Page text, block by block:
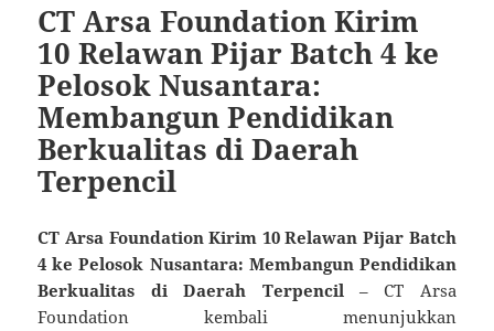
CT Arsa Foundation Kirim
10 Relawan Pijar Batch 4 ke
Pelosok Nusantara:
Membangun Pendidikan
Berkualitas di Daerah
Terpencil
CT Arsa Foundation Kirim 10 Relawan Pijar Batch
4 ke Pelosok Nusantara: Membangun Pendidikan
Berkualitas di Daerah Terpencil– CT Arsa
Foundation kembali menunjukkan